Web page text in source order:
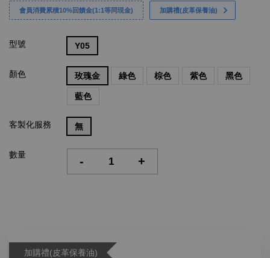
會員消費累積10%回饋金(1:1等同現金) 加購禮(皮革保養油)
型號 Y05
顏色 玫瑰金 綠色 棕色 紫色 黑色
藍色
客製化服務 無
數量 - +
加購禮(皮革保養油)